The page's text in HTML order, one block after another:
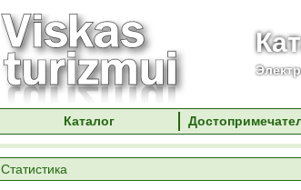
Каталог
Статистика